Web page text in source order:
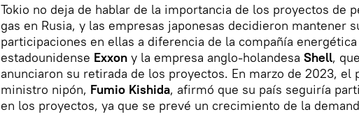
Tokio no deja de hablar de la importancia de los proyectos de
gas en Rusia, y las empresas japonesas decidieron mantener
participaciones en ellas a diferencia de la compañía energética
estadounidense Exxon y la empresa anglo-holandesa Shell, que
anunciaron su retirada de los proyectos. En marzo de 2023, el
ministro nipón, Fumio Kishida, afirmó que su país seguiría
en los proyectos, ya que se prevé un crecimiento de la